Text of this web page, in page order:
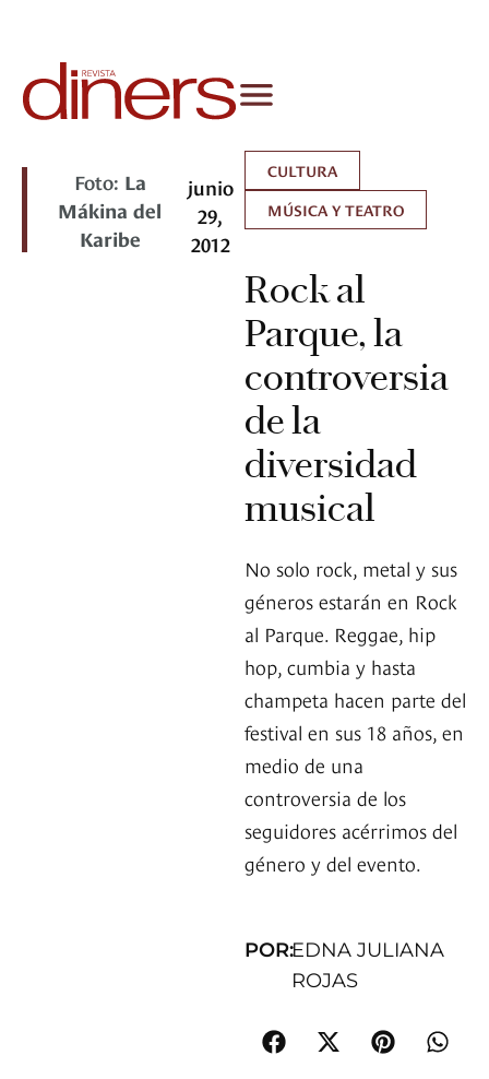
Foto: La
Mákina del
Karibe
junio
29,
2012
CULTURA
MÚSICA Y TEATRO
Rock al
Parque, la
controversia
de la
diversidad
musical
No solo rock, metal y sus
géneros estarán en Rock
al Parque. Reggae, hip
hop, cumbia y hasta
champeta hacen parte del
festival en sus 18 años, en
medio de una
controversia de los
seguidores acérrimos del
género y del evento.
POR:EDNA JULIANA
ROJAS